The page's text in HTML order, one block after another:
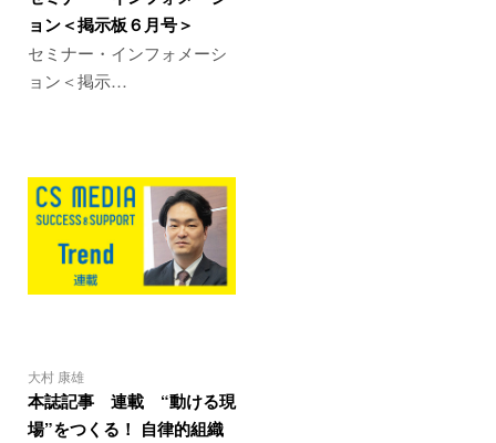
ョン＜掲示板６月号＞
セミナー・インフォメーシ
ョン＜掲示…
大村 康雄
本誌記事 連載 “動ける現
場”をつくる！ 自律的組織